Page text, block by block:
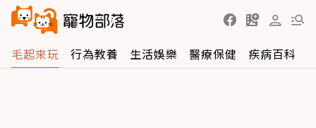
毛起來玩 行為教養 生活娛樂 醫療保健 疾病百科